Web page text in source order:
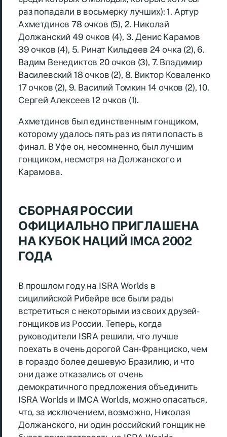
раз попадали в восьмерку лучших): 1. Артур
Ахметдинов 78 очков (5), 2. Николай
Должанский 49 очков (4), 3. Денис Карамов
39 очков (4), 5. Ринат Кильдеев 24 очка (2), 6.
Вадим Венедиктов 20 очков (3), 7. Владимир
Василевский 18 очков (2), 8. Виктор Коваленко
17 очков (2), 9. Василий Томкин 14 очков (2), 10.
Сергей Алексеев 12 очков (1).
Ахметдинов был единственным гонщиком,
которому удалось пять раз из пяти попасть в
финал. В Уфе он, несомненно, был лучшим
гонщиком, несмотря на Должанского и
Карамова.
СБОРНАЯ РОССИИ
ОФИЦИАЛЬНО ПРИГЛАШЕНА
НА КУБОК НАЦИЙ IMCA 2002
ГОДА
В прошлом году на ISRA Worlds в
сицилийской Рибейре все были рады
встретиться с некоторыми из своих друзей-
гонщиков из России. Теперь, когда
руководители ISRA решили, что лучше
поехать в очень дорогой Сан-Франциско, чем
в гораздо более дешевую Бразилию, и что
они даже отказались от очень
демократичного предложения объединить
ISRA Worlds и IMCA Worlds, можно опасаться,
что, за исключением, возможно, Николая
Должанского, ни один российский гонщик не